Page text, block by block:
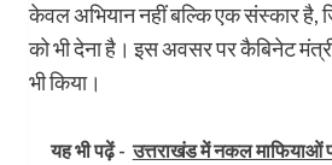
केवल अभियान नहीं बल्कि एक संस्कार है,
को भी देना है। इस अवसर पर कैबिनेट
भी किया।
यह भी पढ़ें - उत्तराखंड में नकल माफियाओं